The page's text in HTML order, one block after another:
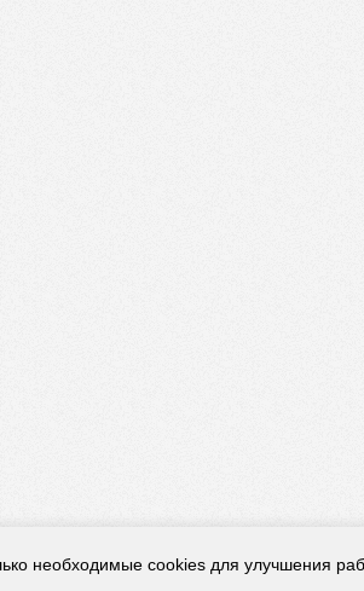
необходимые cookies для улучшения